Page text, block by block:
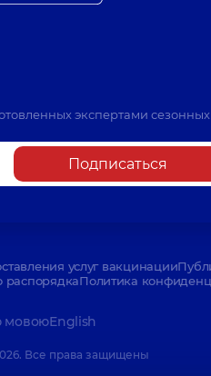
экспертами сезонных
Подписаться
услуг вакцинации
распорядкаПолитика
мовоюEnglish
Все права защищены